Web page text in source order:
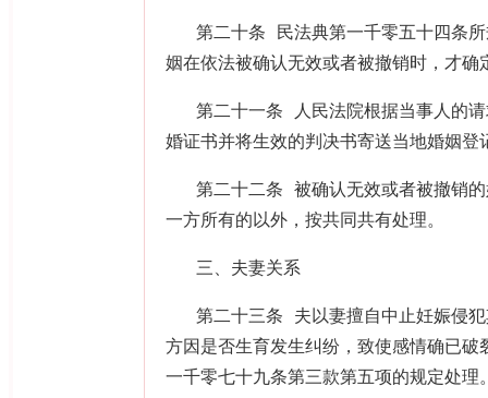
第二十条 民法典第一千零五十四条
姻在依法被确认无效或者被撤销时，才确
第二十一条 人民法院根据当事人的
婚证书并将生效的判决书寄送当地婚姻登
第二十二条 被确认无效或者被撤销
一方所有的以外，按共同共有处理。
三、夫妻关系
第二十三条 夫以妻擅自中止妊娠侵
方因是否生育发生纠纷，致使感情确已
一千零七十九条第三款第五项的规定处理